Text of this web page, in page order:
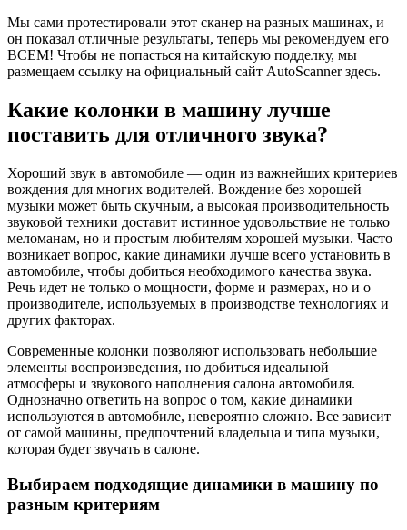
Мы сами протестировали этот сканер на разных машинах, и
он показал отличные результаты, теперь мы рекомендуем его
ВСЕМ! Чтобы не попасться на китайскую подделку, мы
размещаем ссылку на официальный сайт AutoScanner здесь.
Какие колонки в машину лучше
поставить для отличного звука?
Хороший звук в автомобиле — один из важнейших критериев
вождения для многих водителей. Вождение без хорошей
музыки может быть скучным, а высокая производительность
звуковой техники доставит истинное удовольствие не только
меломанам, но и простым любителям хорошей музыки. Часто
возникает вопрос, какие динамики лучше всего установить в
автомобиле, чтобы добиться необходимого качества звука.
Речь идет не только о мощности, форме и размерах, но и о
производителе, используемых в производстве технологиях и
других факторах.
Современные колонки позволяют использовать небольшие
элементы воспроизведения, но добиться идеальной
атмосферы и звукового наполнения салона автомобиля.
Однозначно ответить на вопрос о том, какие динамики
используются в автомобиле, невероятно сложно. Все зависит
от самой машины, предпочтений владельца и типа музыки,
которая будет звучать в салоне.
Выбираем подходящие динамики в машину по
разным критериям